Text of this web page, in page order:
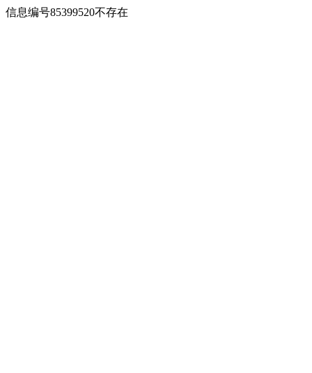
信息编号85399520不存在